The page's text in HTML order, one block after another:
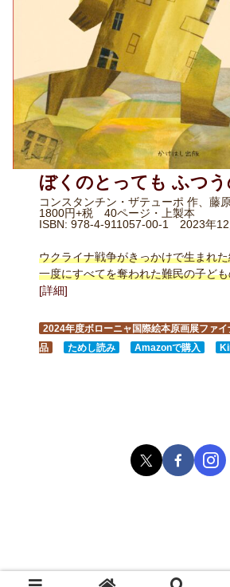
ぼくのとっても ふつ
コンスタンチン・ザテューポ 作、藤
1800円+税 40ページ・上製本
ISBN: 978-4-911057-00-1 2023年
ウクライナ戦争がきっかけで生まれ
一度にすべてを奪われた難民の子ど
[詳細]
2024年度ボローニャ国際絵本原画展ファ
品
ためし読み Amazonで購入